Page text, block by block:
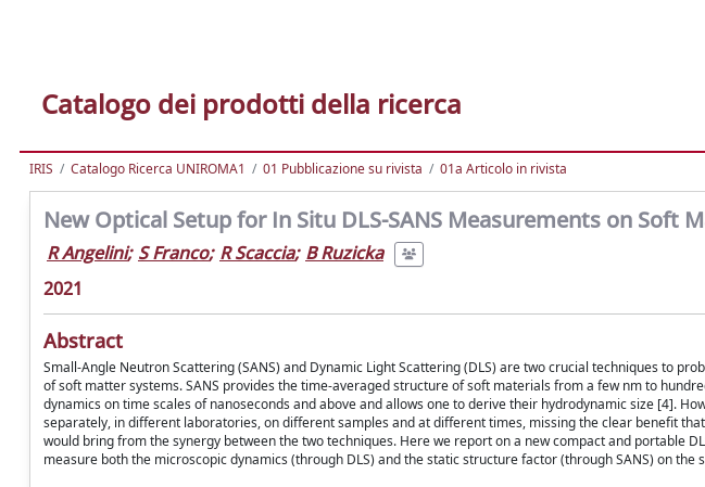
Catalogo dei prodotti della ricerca
IRIS Catalogo Ricerca UNIROMA1 01 Pubblicazione su rivista 01a Articolo in rivista
New Optical Setup for In Situ DLS-SANS Measurements on Soft
R Angelini; S Franco; R Scaccia; B Ruzicka
2021
Abstract
Small-Angle Neutron Scattering (SANS) and Dynamic Light Scattering (DLS) are two crucial techniques to
of soft matter systems. SANS provides the time-averaged structure of soft materials from a few nm to
dynamics on time scales of nanoseconds and above and allows one to derive their hydrodynamic size [4].
separately, in different laboratories, on different samples and at different times, missing the clear benefit
would bring from the synergy between the two techniques. Here we report on a new compact and portable
measure both the microscopic dynamics (through DLS) and the static structure factor (through SANS) on the